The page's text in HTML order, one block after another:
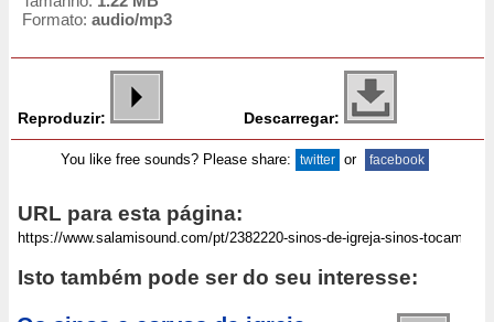
Formato: audio/mp3
Reproduzir: Descarregar:
You like free sounds? Please share: twitter or facebook
URL para esta página:
Isto também pode ser do seu interesse: